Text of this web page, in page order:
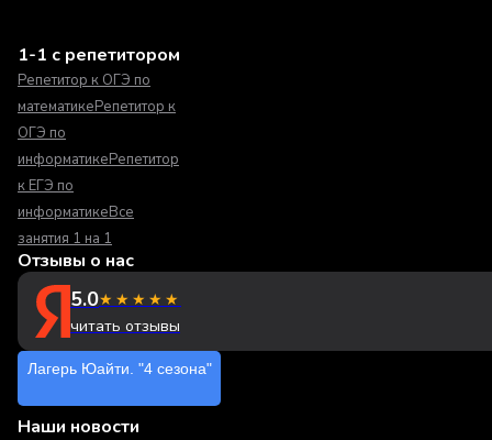
1-1 с репетитором
Репетитор к ОГЭ по
математикеРепетитор к
ОГЭ по
информатикеРепетитор
к ЕГЭ по
информатикеВсе
занятия 1 на 1
Отзывы о нас
5.0★★★★★
читать отзывы
Лагерь Юайти. "4 сезона"
Наши новости